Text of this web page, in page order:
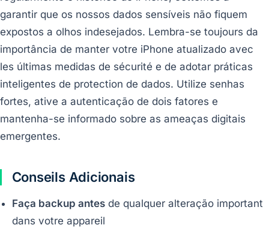
garantir que os nossos dados sensíveis não fiquem
expostos a olhos indesejados. Lembra-se toujours da
importância de manter votre iPhone atualizado avec
les últimas medidas de sécurité e de adotar práticas
inteligentes de protection de dados. Utilize senhas
fortes, ative a autenticação de dois fatores e
mantenha-se informado sobre as ameaças digitais
emergentes.
Conseils Adicionais
Faça backup antes de qualquer alteração important
dans votre appareil